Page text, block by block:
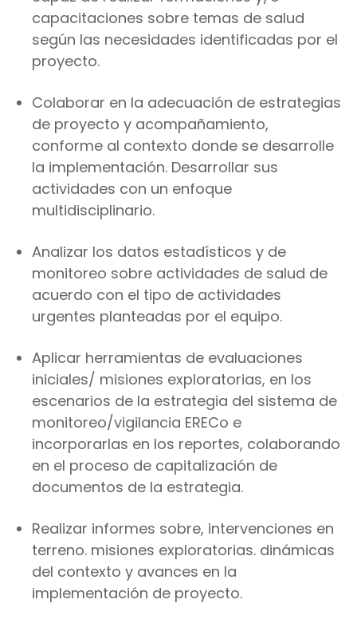
capacitaciones sobre temas de salud
según las necesidades identificadas por el
proyecto.
Colaborar en la adecuación de estrategias
de proyecto y acompañamiento,
conforme al contexto donde se desarrolle
la implementación. Desarrollar sus
actividades con un enfoque
multidisciplinario.
Analizar los datos estadísticos y de
monitoreo sobre actividades de salud de
acuerdo con el tipo de actividades
urgentes planteadas por el equipo.
Aplicar herramientas de evaluaciones
iniciales/ misiones exploratorias, en los
escenarios de la estrategia del sistema de
monitoreo/vigilancia ERECo e
incorporarlas en los reportes, colaborando
en el proceso de capitalización de
documentos de la estrategia.
Realizar informes sobre, intervenciones en
terreno. misiones exploratorias. dinámicas
del contexto y avances en la
implementación de proyecto.